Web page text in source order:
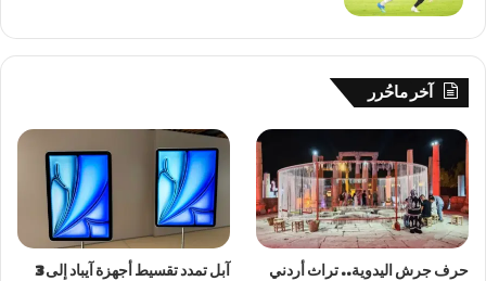
آخر ماحُرر
حرف جرش اليدوية.. تراث أردني
آبل تمدد تقسيط أجهزة آيباد إلى 3